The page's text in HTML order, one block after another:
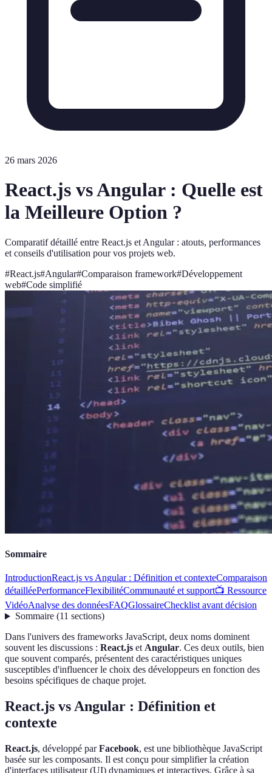
26 mars 2026
React.js vs Angular : Quelle est
la Meilleure Option ?
Comparatif détaillé entre React.js et Angular : atouts, performances
et conseils d'utilisation pour vos projets web.
#React.js#Angular#Comparaison framework#Développement
web#Code simplifié
Sommaire
IntroductionReact.js vs Angular : Définition et contexteComparaison
détailléePerformanceFlexibilitéCommunauté et support📺 Ressource
VidéoAnalyse des donnéesFAQGlossaireChecklist avant décision
Sommaire(11 sections)
Dans l'univers des frameworks JavaScript, deux noms dominent
souvent les discussions : React.js etAngular. Ces deux outils, bien
que souvent comparés, présentent des caractéristiques uniques
susceptibles d'influencer le choix des développeurs en fonction des
besoins spécifiques de chaque projet.
React.js vs Angular : Définition et
contexte
React.js, développé parFacebook, est une bibliothèque JavaScript
basée sur les composants. Il est conçu pour simplifier la création
d'interfaces utilisateur (UI) dynamiques et interactives. Grâce à sa